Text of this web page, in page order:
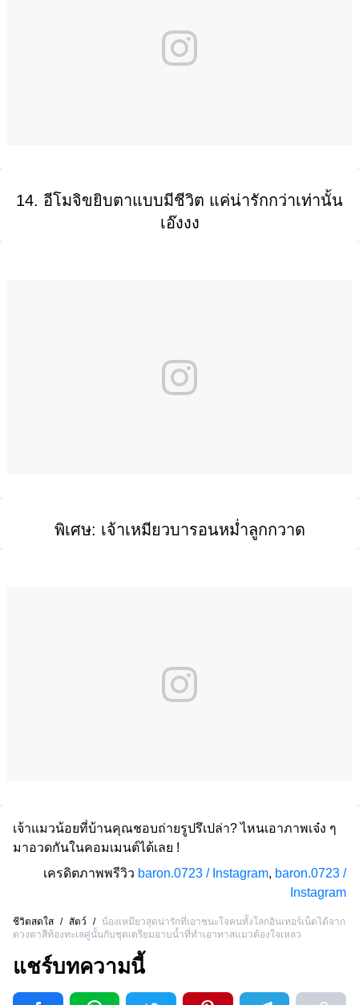
14. อีโมจิขยิบตาแบบมีชีวิต แค่น่ารักกว่าเท่านั้น
เอ๊งงง
พิเศษ: เจ้าเหมียวบารอนหม่ำลูกกวาด
เจ้าแมวน้อยที่บ้านคุณชอบถ่ายรูปรึเปล่า? ไหนเอาภาพเจ๋ง ๆ
มาอวดกันในคอมเมนต์ได้เลย !
เครดิตภาพพรีวิว baron.0723 / Instagram, baron.0723 /
Instagram
ชีวิตสดใส / สัตว์ / น้องเหมียวสุดน่ารักที่เอาชนะใจคนทั้งโลกอินเทอร์เน็ตได้จาก
ดวงตาสีท้องทะเลคู่นั้นกับชุดเตรียมอาบน้ำที่ทำเอาทาสแมวต้องใจเหลว
แชร์บทความนี้